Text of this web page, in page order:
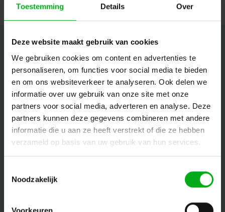
Toestemming Details Over
Deze website maakt gebruik van cookies
We gebruiken cookies om content en advertenties te
personaliseren, om functies voor social media te bieden
en om ons websiteverkeer te analyseren. Ook delen we
informatie over uw gebruik van onze site met onze
partners voor social media, adverteren en analyse. Deze
partners kunnen deze gegevens combineren met andere
informatie die u aan ze heeft verstrekt of die ze hebben
verzameld op basis van uw gebruik van hun services.
Noodzakelijk
Nieuwsbrief
Ontvang de laatste updates, nieuws en aanbiedingen via email
Volg ons
Klantenservice